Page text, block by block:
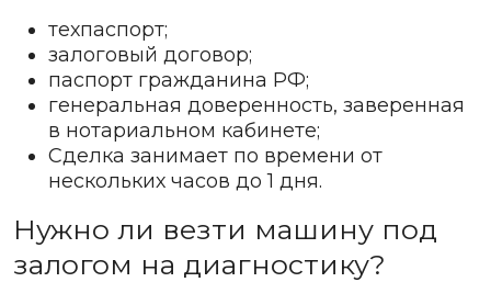
техпаспорт;
залоговый договор;
паспорт гражданина РФ;
генеральная доверенность, заверенная
в нотариальном кабинете;
Сделка занимает по времени от
нескольких часов до 1 дня.
Нужно ли везти машину под
залогом на диагностику?